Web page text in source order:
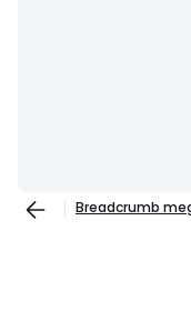
Breadcrumb